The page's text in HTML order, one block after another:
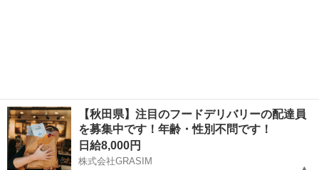
【秋田県】注目のフードデリバリーの配達員
を募集中です！年齢・性別不問です！
日給8,000円
株式会社GRASIM